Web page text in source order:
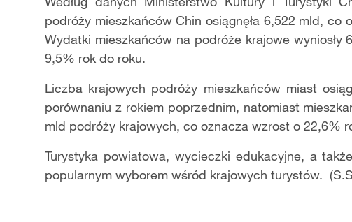
podróży mieszkańców Chin osiągnęła 6,522 mld,
Wydatki mieszkańców na podróże krajowe
9,5% rok do roku.
Liczba krajowych podróży mieszkańców miast
porównaniu z rokiem poprzednim, natomiast
mld podróży krajowych, co oznacza wzrost o 22,6%
Turystyka powiatowa, wycieczki edukacyjne, a
popularnym wyborem wśród krajowych turystów.